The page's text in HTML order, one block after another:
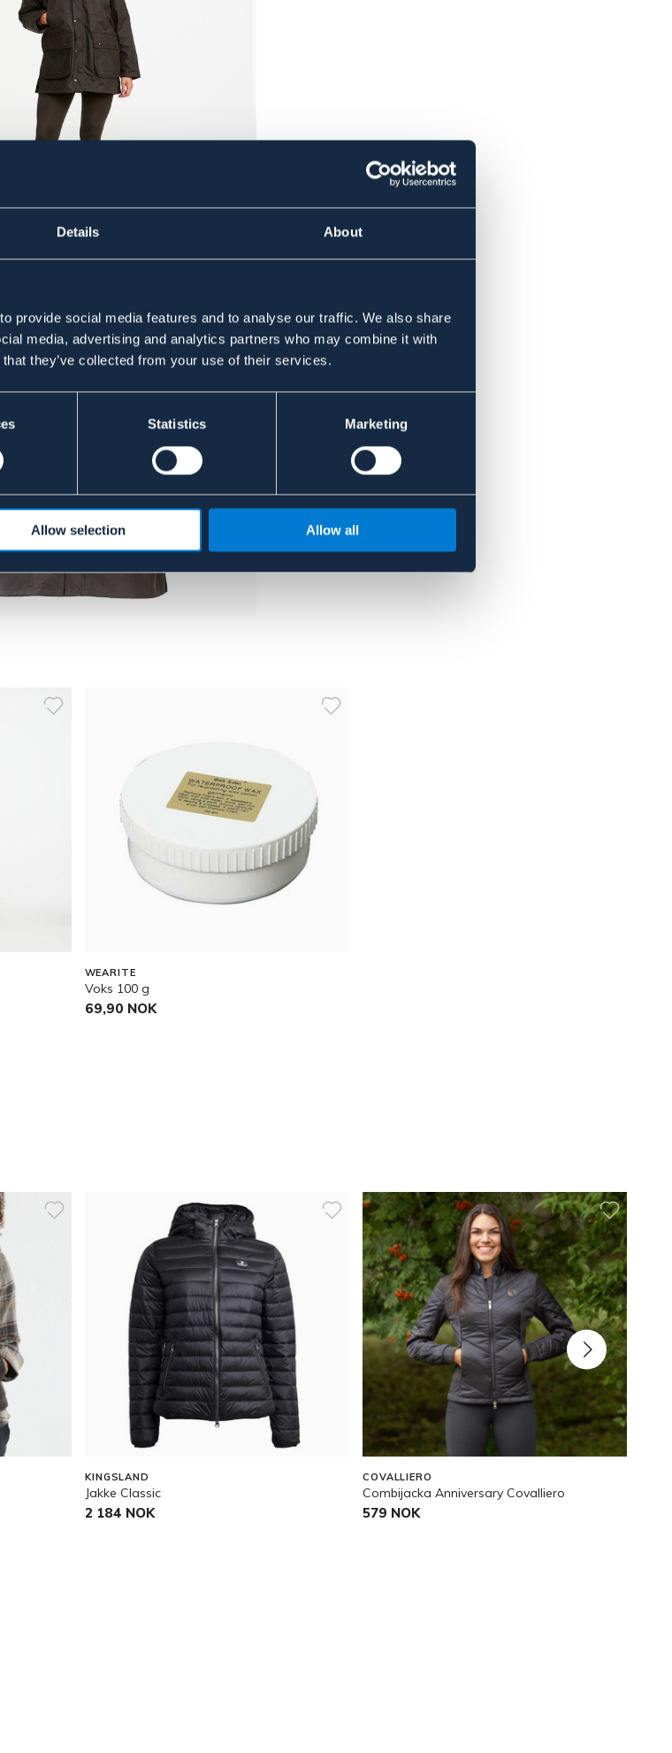
Details About
provide social media features and to analyse our traffic. We also share
media, advertising and analytics partners who may combine it with
they’ve collected from your use of their services.
Statistics Marketing
Allow selection Allow all
WEARITE
Voks 100 g
69,90 NOK
KINGSLAND
Jakke Classic
2 184 NOK
COVALLIERO
Combijacka Anniversary Covalliero
579 NOK